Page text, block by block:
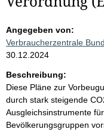
Angegeben von:
Verbraucherzentrale
30.12.2024
Beschreibung:
Diese Pläne zur
durch stark steigende
Ausgleichsinstrumente
Bevölkerungsgruppen